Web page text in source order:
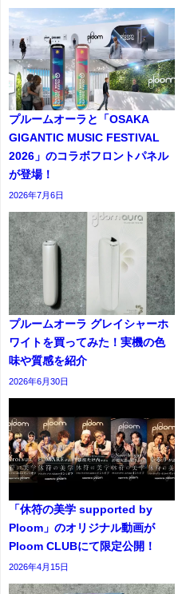
プルームオーラと「OSAKA
GIGANTIC MUSIC FESTIVAL
2026」のコラボフロントパネル
が登場！
2026年7月6日
プルームオーラ グレイシャーホ
ワイトを買ってみた！実機の色
味や質感を紹介
2026年6月30日
「休符の美学 supported by
Ploom」のオリジナル動画が
Ploom CLUBにて限定公開！
2026年4月15日